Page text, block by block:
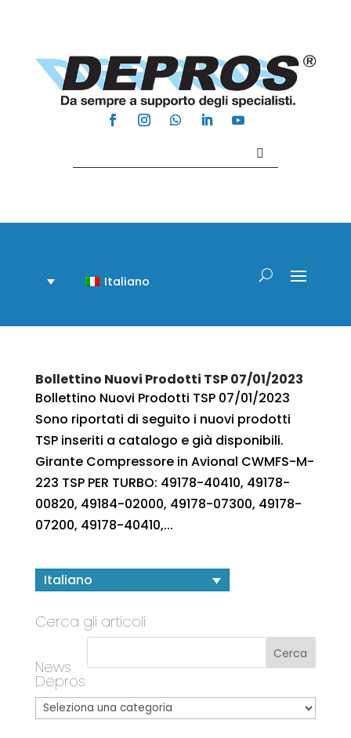
Italiano
Bollettino Nuovi Prodotti TSP 07/01/2023
Bollettino Nuovi Prodotti TSP 07/01/2023
Sono riportati di seguito i nuovi prodotti
TSP inseriti a catalogo e già disponibili.
Girante Compressore in Avional CWMFS-M-
223 TSP PER TURBO: 49178-40410, 49178-
00820, 49184-02000, 49178-07300, 49178-
07200, 49178-40410,...
Italiano
Cerca gli articoli
News
Depros